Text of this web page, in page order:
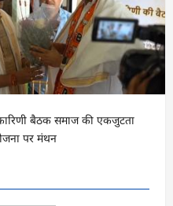
बैठक समाज की एकजुटता
पर मंथन